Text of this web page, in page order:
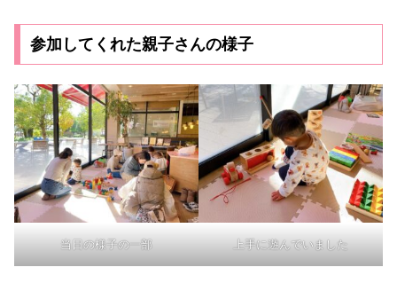
参加してくれた親子さんの様子
当日の様子の一部 上手に遊んでいました